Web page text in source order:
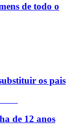
de todo o
os pais
de 12 anos